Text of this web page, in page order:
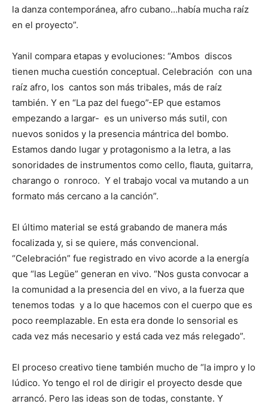
la danza contemporánea, afro cubano…había mucha raíz
en el proyecto”.
Yanil compara etapas y evoluciones: “Ambos discos
tienen mucha cuestión conceptual. Celebración con una
raíz afro, los cantos son más tribales, más de raíz
también. Y en “La paz del fuego”-EP que estamos
empezando a largar- es un universo más sutil, con
nuevos sonidos y la presencia mántrica del bombo.
Estamos dando lugar y protagonismo a la letra, a las
sonoridades de instrumentos como cello, flauta, guitarra,
charango o ronroco. Y el trabajo vocal va mutando a un
formato más cercano a la canción”.
El último material se está grabando de manera más
focalizada y, si se quiere, más convencional.
“Celebración” fue registrado en vivo acorde a la energía
que “las Legüe” generan en vivo. “Nos gusta convocar a
la comunidad a la presencia del en vivo, a la fuerza que
tenemos todas y a lo que hacemos con el cuerpo que es
poco reemplazable. En esta era donde lo sensorial es
cada vez más necesario y está cada vez más relegado”.
El proceso creativo tiene también mucho de “la impro y lo
lúdico. Yo tengo el rol de dirigir el proyecto desde que
arrancó. Pero las ideas son de todas, constante. Y